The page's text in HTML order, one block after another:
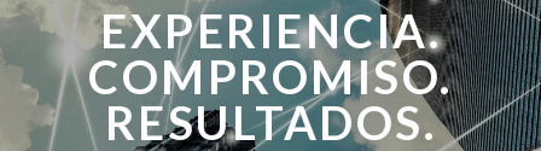
EXPERIENCIA.
COMPROMISO.
RESULTADOS.